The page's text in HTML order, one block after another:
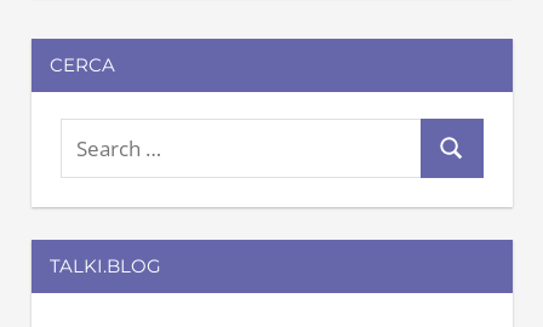
CERCA
e
a
r
c
e
a
TALKI.BLOG